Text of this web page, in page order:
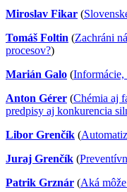
Miroslav Fikar (
Tomáš Foltin (Zachráni
procesov?)
Marián Galo (Informácie,
Anton Gérer (Chémia aj
predpisy aj konkurencia
Libor Grenčík (
Juraj Grenčík (
Patrik Grznár (Aká